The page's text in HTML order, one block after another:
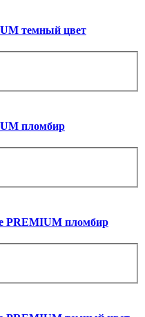
темный цвет
пломбир
PREMIUM пломбир